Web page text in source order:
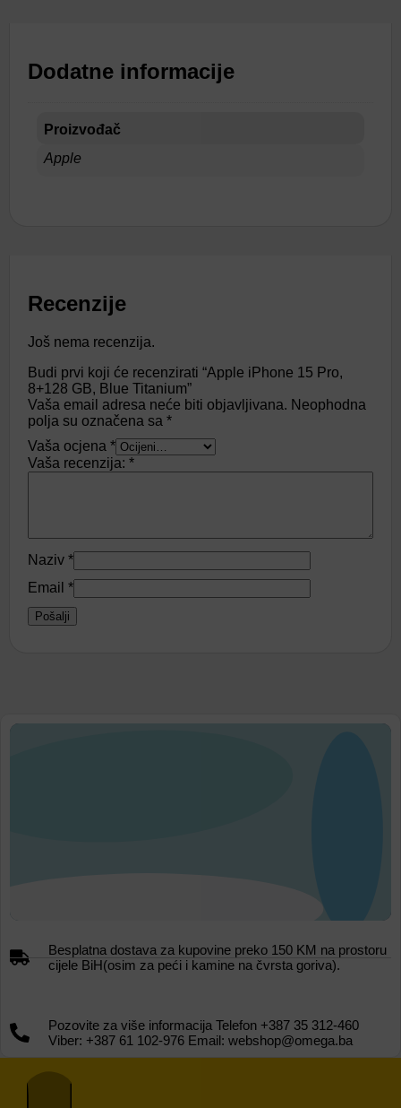
Dodatne informacije
Proizvođač
Apple
Recenzije
Još nema recenzija.
Budi prvi koji će recenzirati “Apple iPhone 15 Pro,
8+128 GB, Blue Titanium”
Vaša email adresa neće biti objavljivana. Neophodna
polja su označena sa *
Vaša ocjena *
Vaša recenzija: *
Naziv *
Email *
Besplatna dostava za kupovine preko 150 KM na prostoru
cijele BiH(osim za peći i kamine na čvrsta goriva).
Pozovite za više informacija Telefon +387 35 312-460
Viber: +387 61 102-976 Email: webshop@omega.ba